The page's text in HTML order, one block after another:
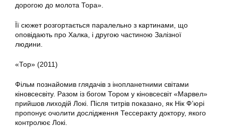
дорогою до молота Тора».
Її сюжет розгортається паралельно з картинами, що
оповідають про Халка, і другою частиною Залізної
людини.
«Тор» (2011)
Фільм познайомив глядачів з інопланетними світами
кіновсесвіту. Разом із богом Тором у кіновсесвіт «Марвел»
прийшов лиходій Локі. Після титрів показано, як Нік Ф’юрі
пропонує очолити дослідження Тессеракту доктору, якого
контролює Локі.